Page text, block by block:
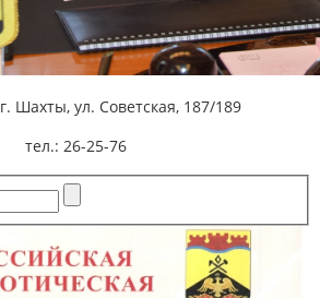
г. Шахты, ул. Советская, 187/189
тел.: 26-25-76